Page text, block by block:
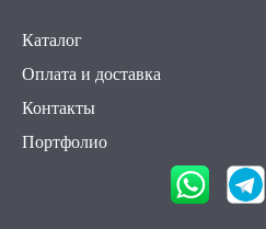
Каталог
Оплата и доставка
Контакты
Портфолио